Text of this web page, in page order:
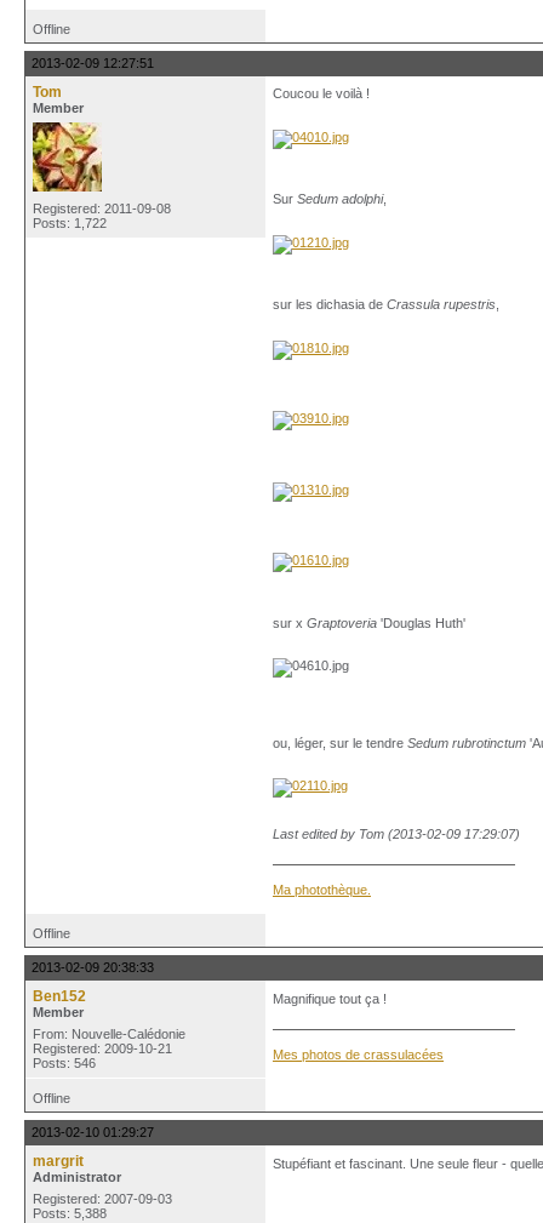
Offline
2013-02-09 12:27:51
Tom
Member
Registered: 2011-09-08
Posts: 1,722
Coucou le voilà !
Sur Sedum adolphi,
sur les dichasia de Crassula rupestris
sur x Graptoveria 'Douglas Huth'
ou, léger, sur le tendre Sedum rubrotinctum
Last edited by Tom (2013-02-09 17:29:07)
Ma photothèque.
Offline
2013-02-09 20:38:33
Ben152
Member
From: Nouvelle-Calédonie
Registered: 2009-10-21
Posts: 546
Magnifique tout ça !
Mes photos de crassulacées
Offline
2013-02-10 01:29:27
margrit
Administrator
Registered: 2007-09-03
Posts: 5,388
Stupéfiant et fascinant. Une seule fleur -